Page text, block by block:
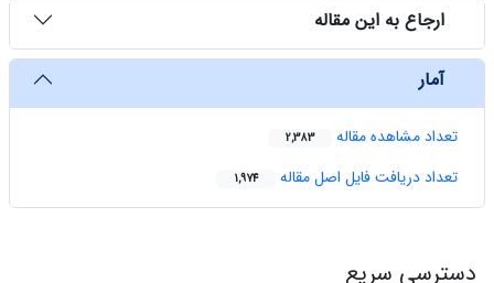
ارجاع به این مقاله
آمار
تعداد مشاهده مقاله 2,383
تعداد دریافت فایل اصل مقاله 1,974
دسترسی سریع